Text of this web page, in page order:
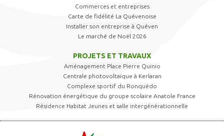
Commerces et entreprises
Carte de fidélité La Quévenoise
Installer son entreprise à Quéven
Le marché de Noël 2026
PROJETS ET TRAVAUX
Aménagement Place Pierre Quinio
Centrale photovoltaïque à Kerlaran
Complexe sportif du Ronquédo
Rénovation énergétique du groupe scolaire Anatole France
Résidence Habitat Jeunes et salle intergénérationnelle